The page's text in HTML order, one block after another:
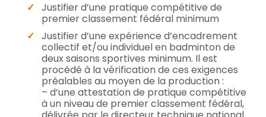
Justifier d’une pratique compétitive de
premier classement fédéral minimum
Justifier d’une expérience d’encadrement
collectif et/ou individuel en badminton de
deux saisons sportives minimum. Il est
procédé à la vérification de ces exigences
préalables au moyen de la production :
– d’une attestation de pratique compétitive
à un niveau de premier classement fédéral,